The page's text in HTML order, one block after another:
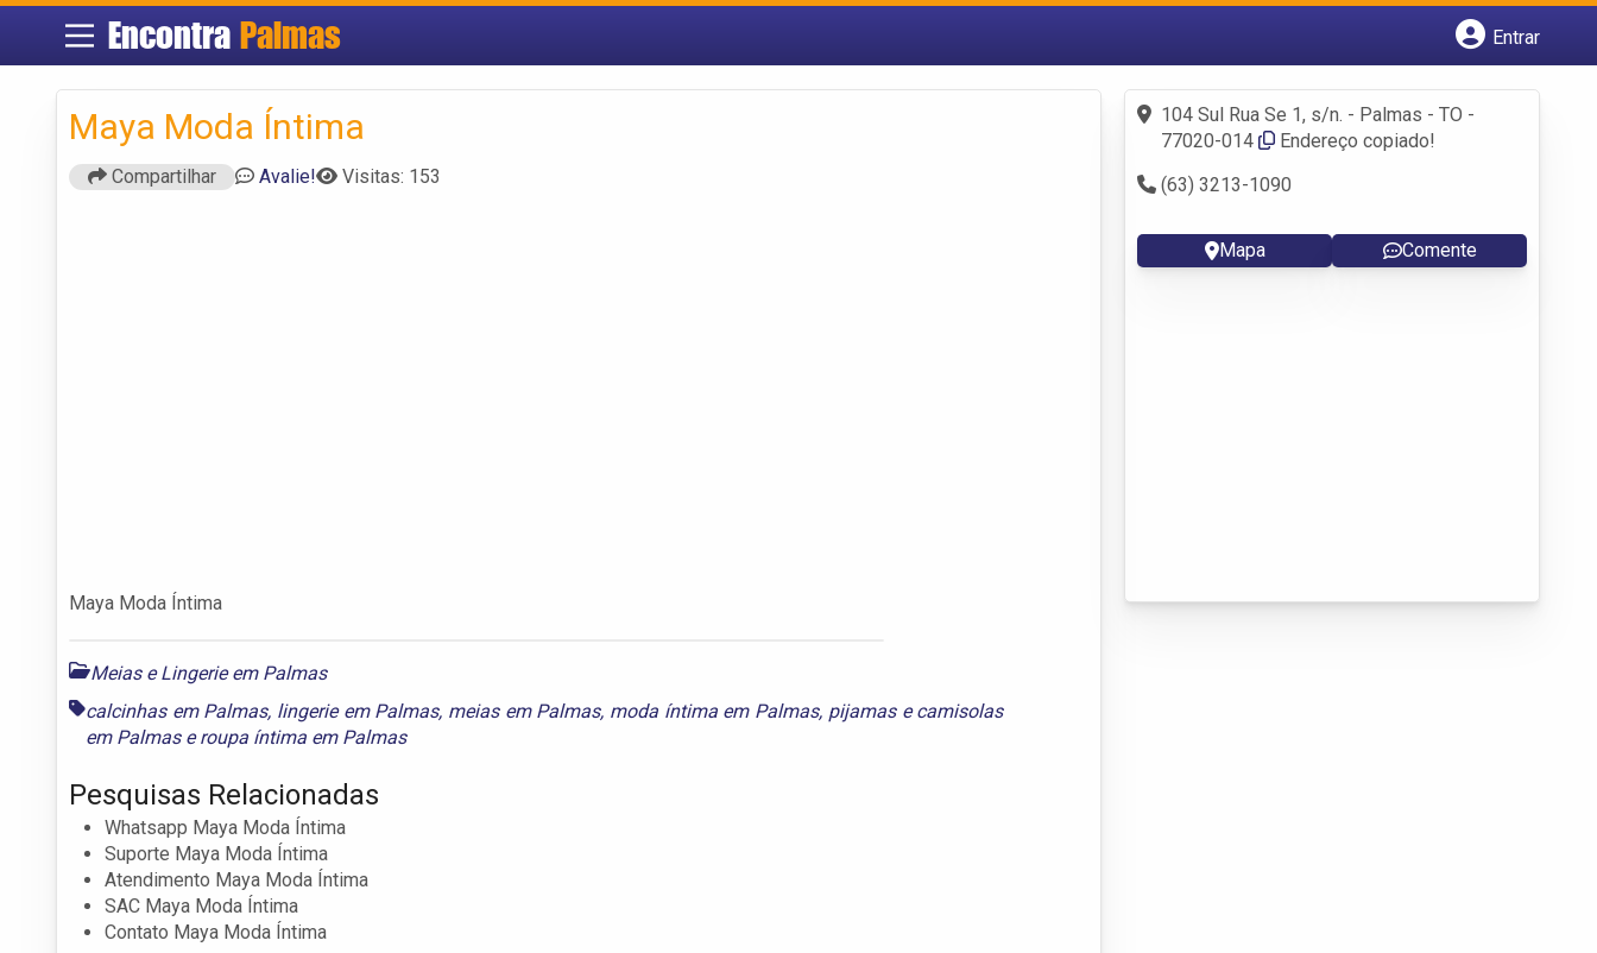
Encontra Palmas
Entrar
Fazer login
Criar conta
Maya Moda Íntima
Compartilhar Avalie! Visitas: 153
Maya Moda Íntima
Meias e Lingerie em Palmas
calcinhas em Palmas, lingerie em Palmas, meias em Palmas, moda íntima em Palmas, pijamas e camisolas
em Palmaseroupa íntima em Palmas
Pesquisas Relacionadas
Whatsapp Maya Moda Íntima
Suporte Maya Moda Íntima
Atendimento Maya Moda Íntima
SAC Maya Moda Íntima
Contato Maya Moda Íntima
104 Sul Rua Se 1, s/n. - Palmas - TO -
77020-014
Endereço copiado!
(63) 3213-1090
Mapa Comente